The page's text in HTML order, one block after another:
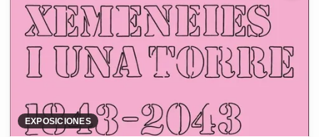
EXPOSICIONES